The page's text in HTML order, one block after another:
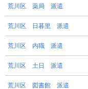
荒川区 薬局 派遣
荒川区 日暮里 派遣
荒川区 内職 派遣
荒川区 土日 派遣
荒川区 図書館 派遣